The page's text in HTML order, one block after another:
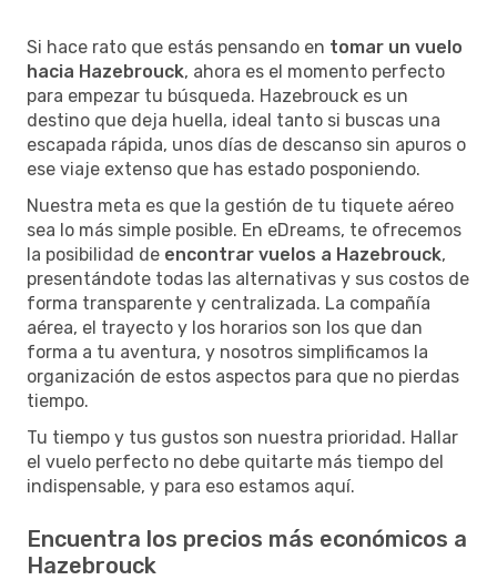
Si hace rato que estás pensando en tomar un vuelo
hacia Hazebrouck, ahora es el momento perfecto
para empezar tu búsqueda. Hazebrouck es un
destino que deja huella, ideal tanto si buscas una
escapada rápida, unos días de descanso sin apuros o
ese viaje extenso que has estado posponiendo.
Nuestra meta es que la gestión de tu tiquete aéreo
sea lo más simple posible. En eDreams, te ofrecemos
la posibilidad de encontrar vuelos a Hazebrouck,
presentándote todas las alternativas y sus costos de
forma transparente y centralizada. La compañía
aérea, el trayecto y los horarios son los que dan
forma a tu aventura, y nosotros simplificamos la
organización de estos aspectos para que no pierdas
tiempo.
Tu tiempo y tus gustos son nuestra prioridad. Hallar
el vuelo perfecto no debe quitarte más tiempo del
indispensable, y para eso estamos aquí.
Encuentra los precios más económicos a
Hazebrouck